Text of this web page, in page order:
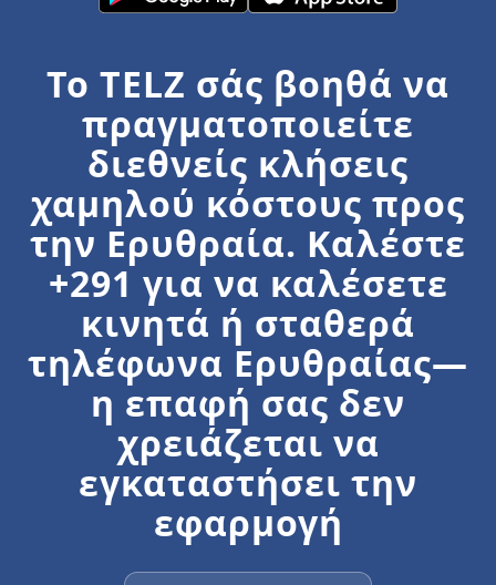
Το TELZ σάς βοηθά να
πραγματοποιείτε
διεθνείς κλήσεις
χαμηλού κόστους προς
την Ερυθραία. Καλέστε
+291 για να καλέσετε
κινητά ή σταθερά
τηλέφωνα Ερυθραίας—
η επαφή σας δεν
χρειάζεται να
εγκαταστήσει την
εφαρμογή